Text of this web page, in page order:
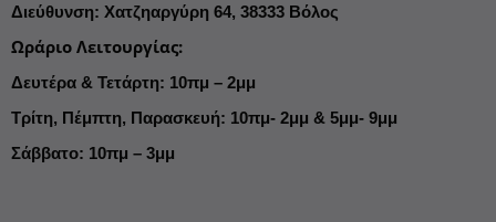
Διεύθυνση: Χατζηαργύρη 64, 38333 Βόλος
Ωράριο Λειτουργίας:
Δευτέρα & Τετάρτη: 10πμ – 2μμ
Τρίτη, Πέμπτη, Παρασκευή: 10πμ- 2μμ & 5μμ- 9μμ
Σάββατο: 10πμ – 3μμ